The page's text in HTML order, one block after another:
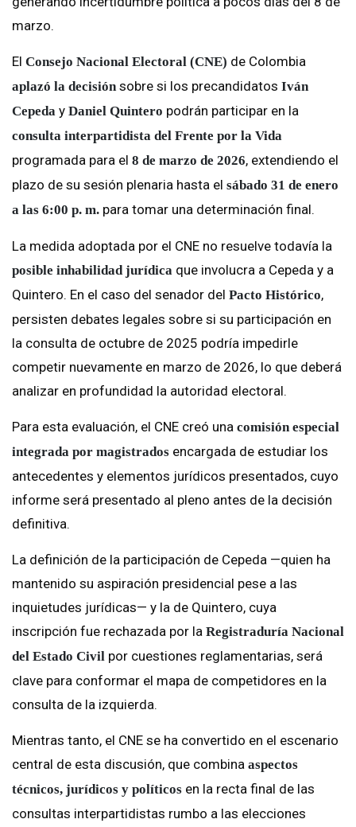
marzo.
El Consejo Nacional Electoral (CNE) de Colombia
aplazó la decisión sobre si los precandidatos Iván
Cepeda y Daniel Quintero podrán participar en la
consulta interpartidista del Frente por la Vida
programada para el 8 de marzo de 2026, extendiendo el
plazo de su sesión plenaria hasta el sábado 31 de enero
a las 6:00 p. m. para tomar una determinación final.
La medida adoptada por el CNE no resuelve todavía la
posible inhabilidad jurídica que involucra a Cepeda y a
Quintero. En el caso del senador del Pacto Histórico,
persisten debates legales sobre si su participación en
la consulta de octubre de 2025 podría impedirle
competir nuevamente en marzo de 2026, lo que deberá
analizar en profundidad la autoridad electoral.
Para esta evaluación, el CNE creó una comisión especial
integrada por magistrados encargada de estudiar los
antecedentes y elementos jurídicos presentados, cuyo
informe será presentado al pleno antes de la decisión
definitiva.
La definición de la participación de Cepeda —quien ha
mantenido su aspiración presidencial pese a las
inquietudes jurídicas— y la de Quintero, cuya
inscripción fue rechazada por la Registraduría Nacional
del Estado Civil por cuestiones reglamentarias, será
clave para conformar el mapa de competidores en la
consulta de la izquierda.
Mientras tanto, el CNE se ha convertido en el escenario
central de esta discusión, que combina aspectos
técnicos, jurídicos y políticos en la recta final de las
consultas interpartidistas rumbo a las elecciones